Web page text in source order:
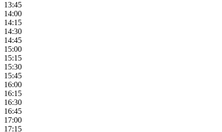
13:45
14:00
14:15
14:30
14:45
15:00
15:15
15:30
15:45
16:00
16:15
16:30
16:45
17:00
17:15